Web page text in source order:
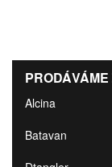
Alcina
Batavan